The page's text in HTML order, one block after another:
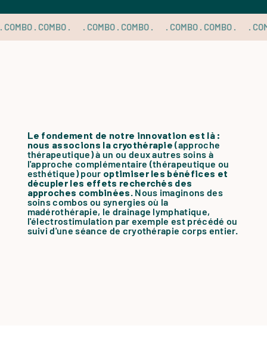
. COMBO . COMBO .
Le fondement de notre innovation est là :
nous associons la cryothérapie(approche
thérapeutique) à un ou deux autres soins à
l'approche complémentaire (thérapeutique ou
esthétique) pour optimiser les bénéfices et
décupler les effets recherchés des
approches combinées . Nous imaginons des
soins combos ou synergies où la
madérothérapie, le drainage lymphatique,
l'électrostimulation par exemple est précédé ou
suivi d'une séance de cryothérapie corps entier.